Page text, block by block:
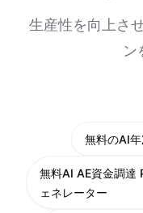
生産性を向上さ
ン
無料のAI
無料AI AE資金調達
ェネレーター